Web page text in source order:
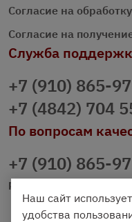
Согласие на
Согласие на
Служба
+7 (910) 865-
+7 (4842) 704
По вопросам
+7 (910) 865-
Наш сайт
удобства